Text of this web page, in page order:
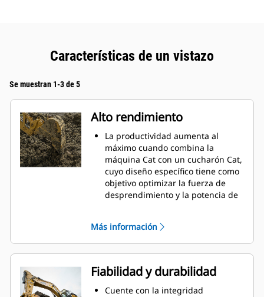
Características de un vistazo
Se muestran 1-3 de 5
Alto rendimiento
La productividad aumenta al
máximo cuando combina la
máquina Cat con un cucharón Cat,
cuyo diseño específico tiene como
objetivo optimizar la fuerza de
desprendimiento y la potencia de
radio mejora el flujo de material
hacia el cucharón. El espacio libre
adicional del talón asegura que la
parte inferior del cucharón no se
arrastre, lo que reduce los costos
de mantenimiento.
Más información
Fiabilidad y durabilidad
Cuente con la integridad